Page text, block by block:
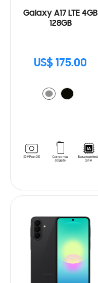
Galaxy A17 LTE 4GB
128GB
US$ 175.00